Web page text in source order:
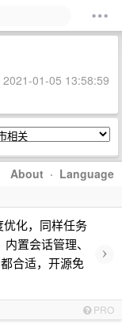
01-05 13:58:59
About · Language
化，同样任务
置会话管理、
合适，开源免
›
PRO